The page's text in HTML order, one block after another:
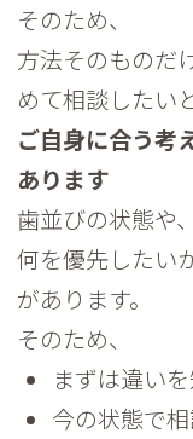
そのため、
方法そのものだ
めて相談したい
ご自身に合う考
あります
歯並びの状態や、
何を優先したい
があります。
そのため、
まずは違い
今の状態で